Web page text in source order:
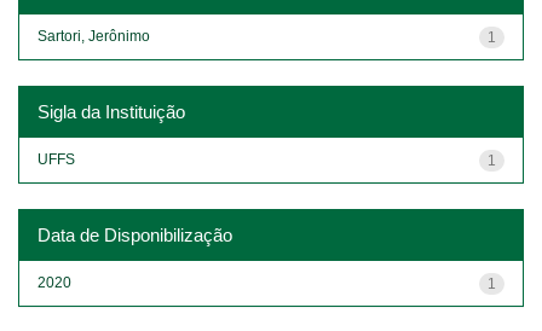
1
Sartori, Jerônimo
Sigla da Instituição
1
UFFS
Data de Disponibilização
1
2020